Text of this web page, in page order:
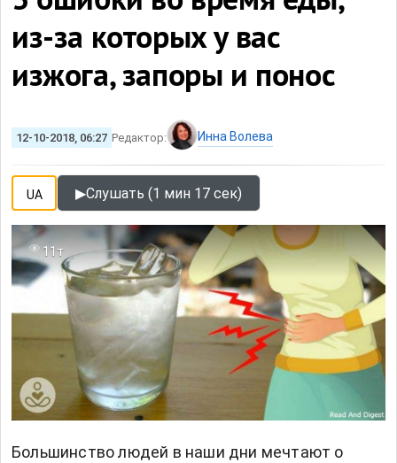
из-за которых у вас
изжога, запоры и понос
12-10-2018, 06:27 Редактор: Инна Волева
UA ▶Слушать (1 мин 17 сек)
11т
Большинство людей в наши дни мечтают о